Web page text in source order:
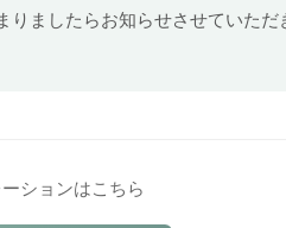
りましたらお知らせさせていただ
ションはこちら